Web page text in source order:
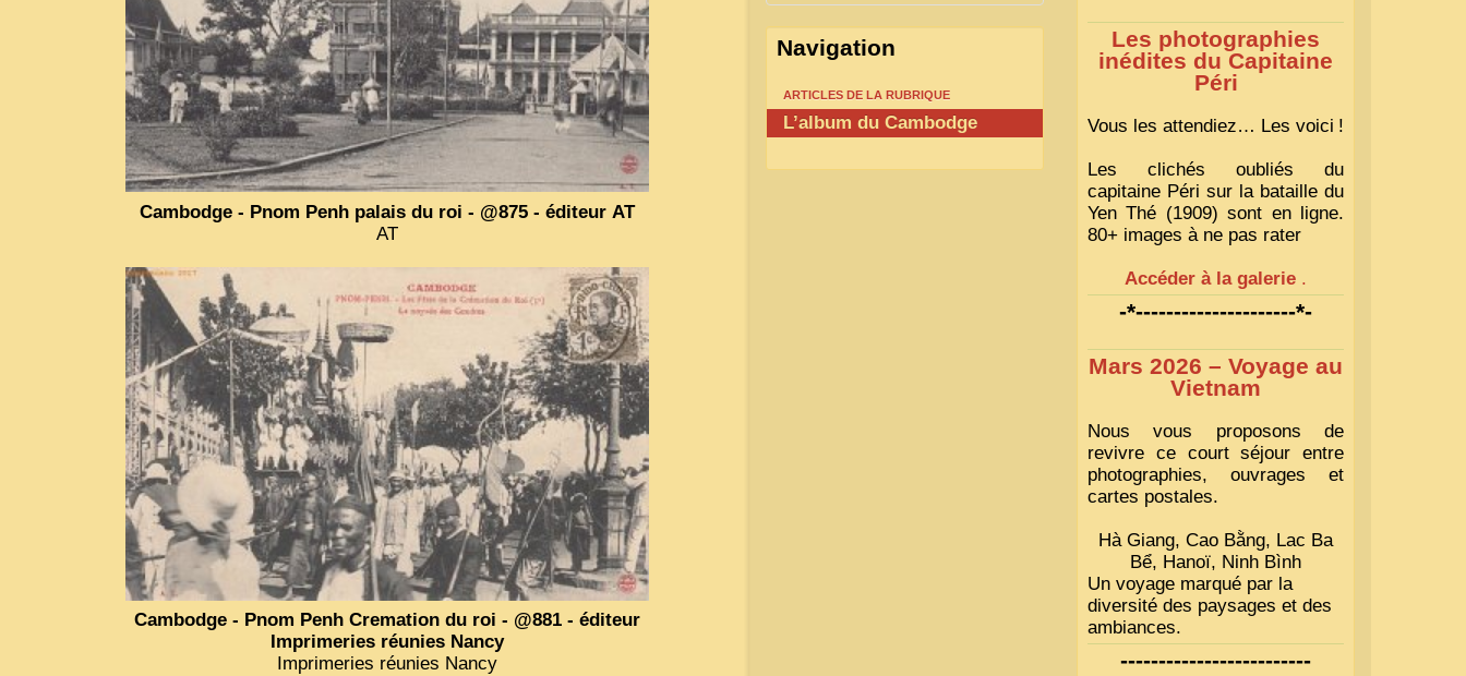
Cambodge - Pnom Penh palais du roi - @875 - éditeur AT
AT
Cambodge - Pnom Penh Cremation du roi - @881 - éditeur
Imprimeries réunies Nancy
Imprimeries réunies Nancy
Navigation
ARTICLES DE LA RUBRIQUE
L’album du Cambodge
Les photographies
inédites du Capitaine
Péri
Vous les attendiez… Les voici !
Les clichés oubliés du
capitaine Péri sur la bataille du
Yen Thé (1909) sont en ligne.
80+ images à ne pas rater
Accéder à la galerie .
-*---------------------*-
Mars 2026 – Voyage au
Vietnam
Nous vous proposons de
revivre ce court séjour entre
photographies, ouvrages et
cartes postales.
Hà Giang, Cao Bằng, Lac Ba
Bể, Hanoï, Ninh Bình
Un voyage marqué par la
diversité des paysages et des
ambiances.
-------------------------